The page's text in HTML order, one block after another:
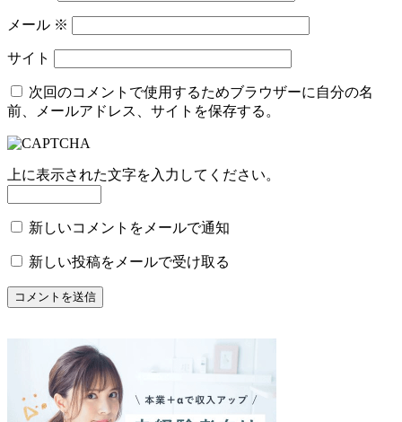
メール ※
サイト
次回のコメントで使用するためブラウザーに自分の名
前、メールアドレス、サイトを保存する。
上に表示された文字を入力してください。
新しいコメントをメールで通知
新しい投稿をメールで受け取る
コメントを送信